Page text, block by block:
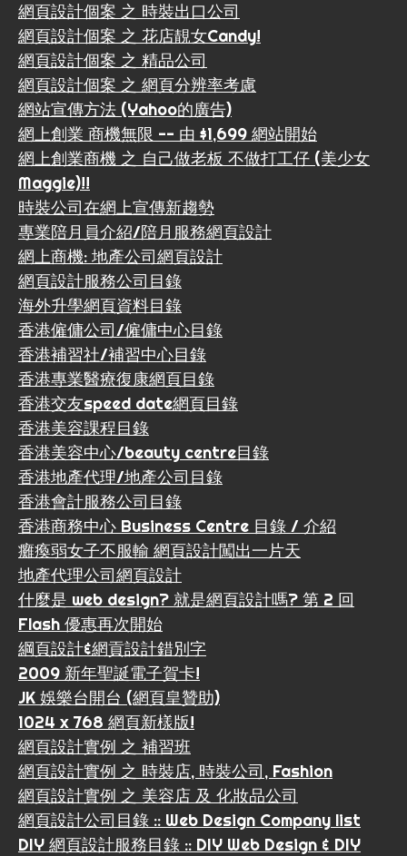
網頁設計個案 之 時裝出口公司
網頁設計個案 之 花店靚女Candy!
網頁設計個案 之 精品公司
網頁設計個案 之 網頁分辨率考慮
網站宣傳方法 (Yahoo的廣告)
網上創業 商機無限 -- 由 $1,699 網站開始
網上創業商機 之 自己做老板 不做打工仔 (美少女
Maggie)!!
時裝公司在網上宣傳新趨勢
專業陪月員介紹/陪月服務網頁設計
網上商機: 地產公司網頁設計
網頁設計服務公司目錄
海外升學網頁資料目錄
香港僱傭公司/僱傭中心目錄
香港補習社/補習中心目錄
香港專業醫療復康網頁目錄
香港交友speed date網頁目錄
香港美容課程目錄
香港美容中心/beauty centre目錄
香港地產代理/地產公司目錄
香港會計服務公司目錄
香港商務中心 Business Centre 目錄 / 介紹
癱瘓弱女子不服輸 網頁設計闖出一片天
地產代理公司網頁設計
什麼是 web design? 就是網頁設計嗎? 第 2 回
Flash 優惠再次開始
綱頁設計&網貢設計錯別字
2009 新年聖誕電子賀卡!
JK 娛樂台開台 (網頁皇贊助)
1024 x 768 網頁新樣版!
網頁設計實例 之 補習班
網頁設計實例 之 時裝店, 時裝公司, Fashion
網頁設計實例 之 美容店 及 化妝品公司
網頁設計公司目錄 :: Web Design Company list
DIY 網頁設計服務目錄 :: DIY Web Design & DIY